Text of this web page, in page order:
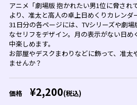
アニメ「劇場版 抱かれたい男1位に脅され
より、准太と高人の卓上日めくりカレンダ
31日分の各ページには、TVシリーズや劇
なセリフをデザイン。月の表示がない日め
中楽しめます。
お部屋やデスクまわりなどに飾って、准太
ませんか？
価格 ¥2,200(税込)